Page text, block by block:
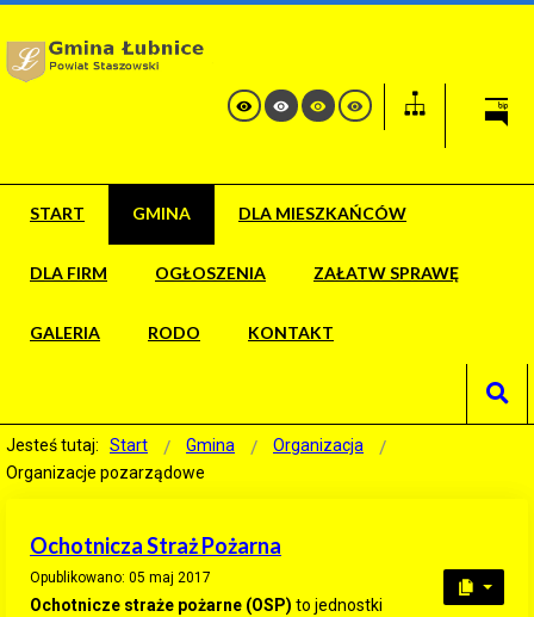
START GMINA DLA MIESZKAŃCÓW
DLA FIRM OGŁOSZENIA ZAŁATW SPRAWĘ
GALERIA RODO KONTAKT
Jesteś tutaj: Start Gmina
Organizacja
Organizacje pozarządowe
Ochotnicza Straż Pożarna
Opublikowano: 05 maj 2017
Ochotnicze straże pożarne (OSP) to jednostki